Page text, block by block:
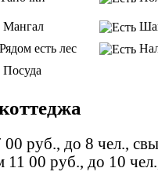
Мангал
Рядом есть лес
Посуда
руб., до 8 чел.,
11 00 руб., до 10